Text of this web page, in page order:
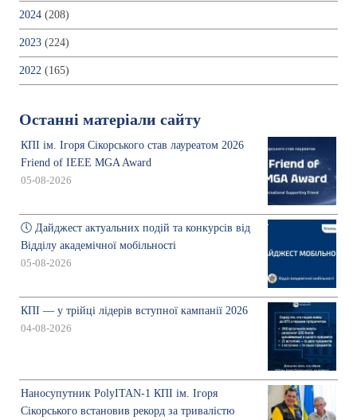
2024 (208)
2023 (224)
2022 (165)
Останні матеріали сайту
КПІ ім. Ігоря Сікорського став лауреатом 2026
Friend of IEEE MGA Award
05-08-2026
🕔 Дайджест актуальних подій та конкурсів від
Відділу академічної мобільності
05-08-2026
КПІ — у трійці лідерів вступної кампанії 2026
04-08-2026
Наносупутник PolyITAN-1 КПІ ім. Ігоря
Сікорського встановив рекорд за тривалістю